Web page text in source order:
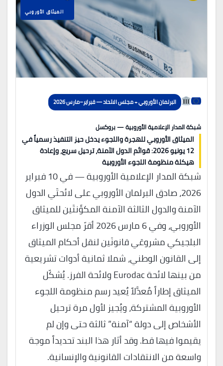
الميثاق الأوروبي
البرلمان الأوروبي + مجلس الاتحاد — فبراير–مارس 2026
شبكة المدار الإعلامية الأوروبية — بروكسل
الميثاق الأوروبي للهجرة واللجوء يدخل حيز التنفيذ رسمياً في
12 يونيو 2026: قوائم الدول الآمنة، ترحيل سريع، وإعادة
هيكلة منظومة اللجوء الأوروبية
شبكة المدار الإعلامية الأوروبية — في 10 فبراير
2026، صادق البرلمان الأوروبي على لائحتَي الدول
الآمنة والدول الثالثة الآمنة المكوِّنتَين للميثاق
الأوروبي، وفي 6 مارس 2026 أقرّ مجلس الوزراء
البلجيكي مشروعَي قانونَين لنقل أحكام الميثاق
إلى القانون الوطني، شملا ثمانية أدوات تشريعية
من بينها لائحة Eurodac ولائحة الفرز. يُشكّل
الميثاق إطاراً مُعدَّلاً يُعيد رسم منظومة اللجوء
الأوروبية المشتركة، ويُجيز لأول مرة ترحيل
الأشخاص إلى دولة “آمنة” ثالثة حتى وإن لم
يقيموا فيها قط. وقد أثار هذا البند تحديداً موجة
واسعة من الانتقادات القانونية والإنسانية.